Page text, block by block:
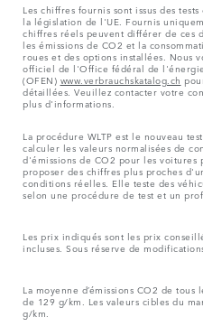
Les chiffres fournis sont issus des
la législation de l'UE. Fournis
chiffres réels peuvent différer de ces
les émissions de CO2 et la
roues et des options installées. Nous
officiel de l'Office fédéral de l'énergie
(OFEN) www.verbrauchskatalog.ch
détaillées. Veuillez contacter votre
plus d'informations.
La procédure WLTP est le nouveau
calculer les valeurs normalisées de
d'émissions de CO2 pour les
proposer des chiffres plus proches
conditions réelles. Elle teste des
selon une procédure de test et un
Les prix indiqués sont les prix
incluses. Sous réserve de
La moyenne d’émissions CO2 de
de 129 g/km. Les valeurs cibles du
g/km.